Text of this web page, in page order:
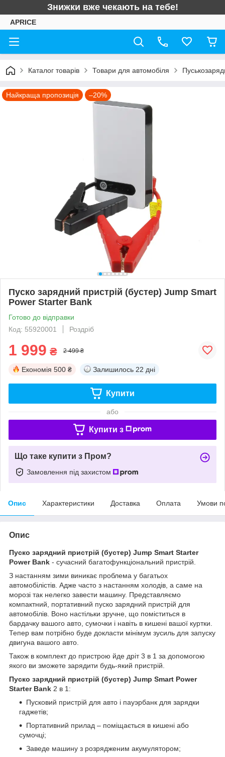
Знижки вже чекають на тебе!
APRICE
Каталог товарів Товари для автомобіля
Найкраща пропозиція –20%
Пуско зарядний пристрій (бустер) Jump Smart
Power Starter Bank
Готово до відправки
Код: 55920001
Роздріб
1 999 ₴ 2 499 ₴
Економія 500 ₴ Залишилось 22 дні
Купити
або
Купити з
Що таке купити з Пром?
Замовлення під захистом
Опис Характеристики Доставка Оплата Умови
Опис
Пуско зарядний пристрій (бустер) Jump Smart Starter
Power Bank - сучасний багатофункціональний пристрій.
З настанням зими виникає проблема у багатьох
автомобілістів. Адже часто з настанням холодів, а саме на
морозі так нелегко завести машину. Представляємо
компактний, портативний пуско зарядний пристрій для
автомобілів. Воно настільки зручне, що поміститься в
бардачку вашого авто, сумочки і навіть в кишені вашої куртки.
Тепер вам потрібно буде докласти мінімум зусиль для запуску
двигуна вашого авто.
Також в комплект до пристрою йде дріт 3 в 1 за допомогою
якого ви зможете зарядити будь-який пристрій.
Пуско зарядний пристрій (бустер) Jump Smart Power
Starter Bank 2 в 1:
Пусковий пристрій для авто і пауэрбанк для зарядки
гаджетів;
Портативний прилад – поміщається в кишені або
сумочці;
Заведе машину з розрядженим акумулятором;